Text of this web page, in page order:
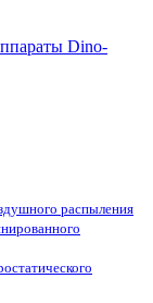
Dino-
распыления